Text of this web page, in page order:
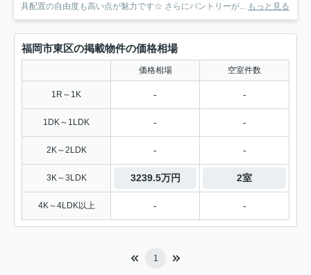
具配置の自由度も高い点が魅力です☆ さらにパントリーが...
もっと見る
福岡市東区の掲載物件の価格相場
価格相場 空室件数
1R～1K - -
1DK～1LDK - -
2K～2LDK - -
3K～3LDK 3239.5万円 2室
4K～4LDK以上 - -
1